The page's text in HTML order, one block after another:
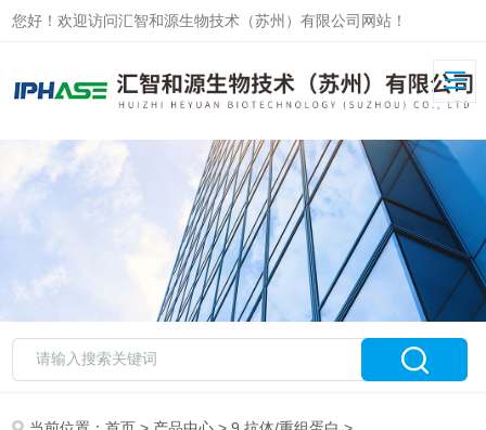
您好！欢迎访问汇智和源生物技术（苏州）有限公司网站！